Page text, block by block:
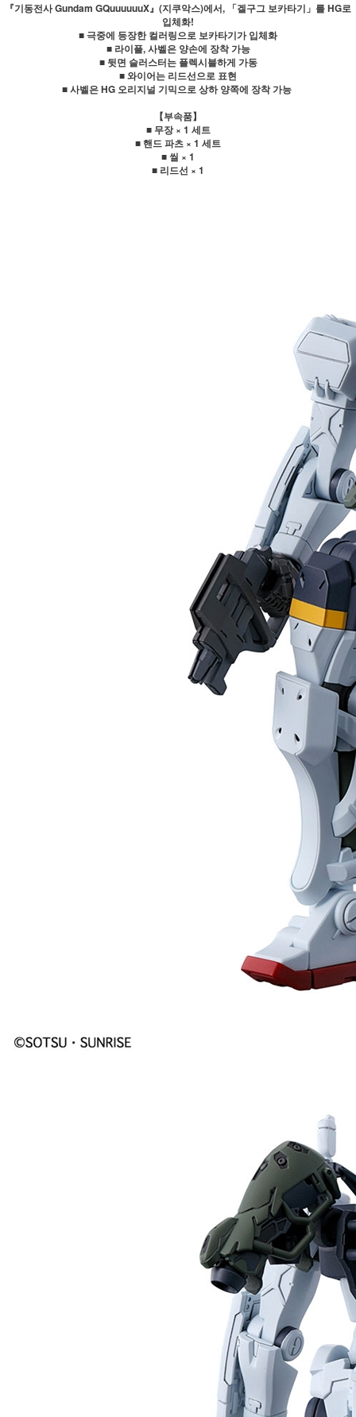
『기동전사 Gundam GQuuuuuuX』(지쿠악스)에서, 「겔구그 보카타기」를 HG로
입체화!
■ 극중에 등장한 컬러링으로 보카타기가 입체화
■ 라이플, 사벨은 양손에 장착 가능
■ 뒷면 슬러스터는 플렉시블하게 가동
■ 와이어는 리드선으로 표현
■ 사벨은 HG 오리지널 기믹으로 상하 양쪽에 장착 가능
【부속품】
■ 무장 × 1 세트
■ 핸드 파츠 × 1 세트
■ 씰 × 1
■ 리드선 × 1